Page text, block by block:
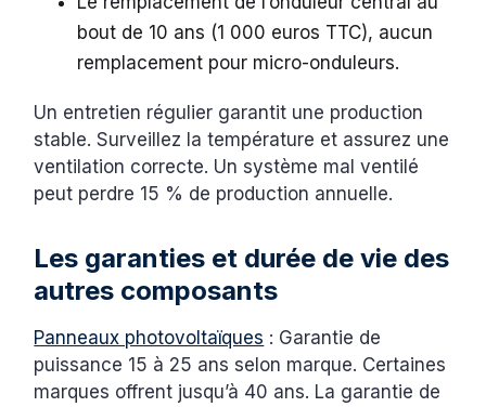
bout de 10 ans (1 000 euros TTC), aucun
remplacement pour micro-onduleurs.
Un entretien régulier garantit une production
stable. Surveillez la température et assurez une
ventilation correcte. Un système mal ventilé
peut perdre 15 % de production annuelle.
Les garanties et durée de vie des
autres composants
Panneaux photovoltaïques : Garantie de
puissance 15 à 25 ans selon marque. Certaines
marques offrent jusqu’à 40 ans. La garantie de